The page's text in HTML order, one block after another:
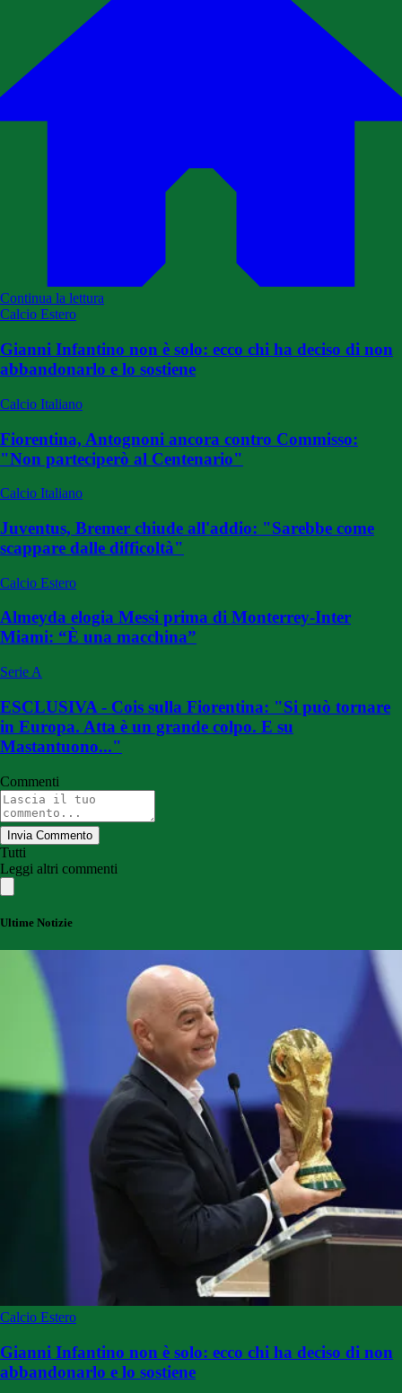
Continua la lettura
Calcio Estero
Gianni Infantino non è solo: ecco chi ha deciso di non
abbandonarlo e lo sostiene
Calcio Italiano
Fiorentina, Antognoni ancora contro Commisso:
"Non parteciperò al Centenario"
Calcio Italiano
Juventus, Bremer chiude all'addio: "Sarebbe come
scappare dalle difficoltà"
Calcio Estero
Almeyda elogia Messi prima di Monterrey-Inter
Miami: “È una macchina”
Serie A
ESCLUSIVA - Cois sulla Fiorentina: "Si può tornare
in Europa. Atta è un grande colpo. E su
Mastantuono..."
Commenti
Invia Commento
Tutti
Leggi altri commenti
Ultime Notizie
Calcio Estero
Gianni Infantino non è solo: ecco chi ha deciso di non
abbandonarlo e lo sostiene